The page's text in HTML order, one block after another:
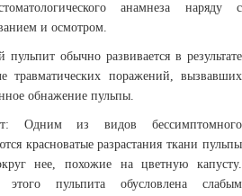
анамнеза наряду с
и осмотром.
обычно развивается в результате
травматических поражений, вызвавших
обнажение пульпы.
Одним из видов бессимптомного
красноватые разрастания ткани пульпы
нее, похожие на цветную капусту.
этого пульпита обусловлена слабым